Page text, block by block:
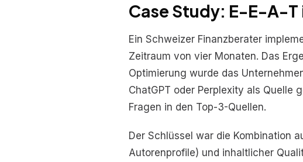
Case Study: E-E-A-T
Ein Schweizer Finanzberater
Zeitraum von vier Monaten. Das
Optimierung wurde das
ChatGPT oder Perplexity als Quelle
Fragen in den Top-3-Quellen.
Der Schlüssel war die Kombination
Autorenprofile) und inhaltlicher